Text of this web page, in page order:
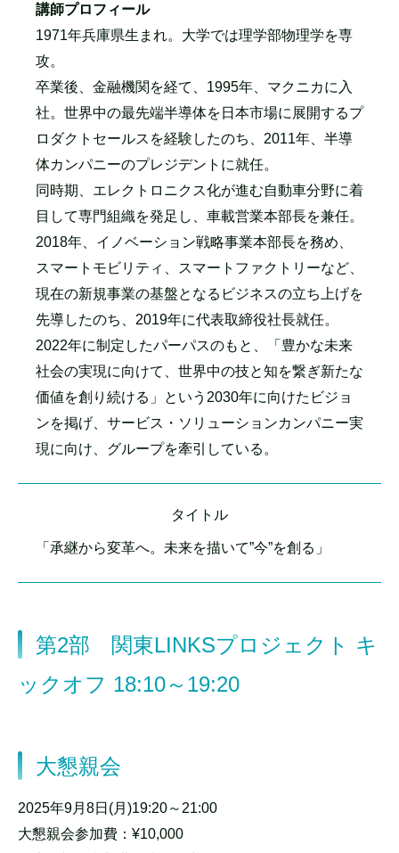
講師プロフィール
1971年兵庫県生まれ。大学では理学部物理学を専
攻。
卒業後、金融機関を経て、1995年、マクニカに入
社。世界中の最先端半導体を日本市場に展開するプ
ロダクトセールスを経験したのち、2011年、半導
体カンパニーのプレジデントに就任。
同時期、エレクトロニクス化が進む自動車分野に着
目して専門組織を発足し、車載営業本部長を兼任。
2018年、イノベーション戦略事業本部長を務め、
スマートモビリティ、スマートファクトリーなど、
現在の新規事業の基盤となるビジネスの立ち上げを
先導したのち、2019年に代表取締役社長就任。
2022年に制定したパーパスのもと、「豊かな未来
社会の実現に向けて、世界中の技と知を繋ぎ新たな
価値を創り続ける」という2030年に向けたビジョ
ンを掲げ、サービス・ソリューションカンパニー実
現に向け、グループを牽引している。
タイトル
「承継から変革へ。未来を描いて”今”を創る」
第2部 関東LINKSプロジェクト キ
ックオフ 18:10～19:20
大懇親会
2025年9月8日(月)19:20～21:00
大懇親会参加費：¥10,000